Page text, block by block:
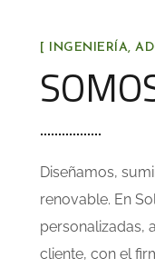
[ INGENIERÍA,
Diseñamos,
renovable. En
personalizadas,
cliente, con el